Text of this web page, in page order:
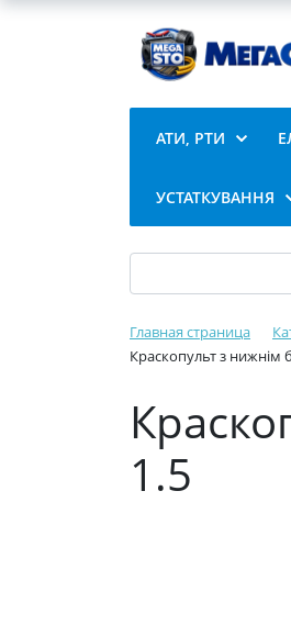
АТИ, РТИ
УСТАТКУВАННЯ
Главная страница
Краскопульт з нижнім
1.5